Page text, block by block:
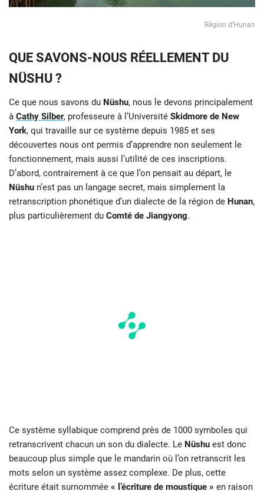
Région d’Hunan
QUE SAVONS-NOUS RÉELLEMENT DU
NÜSHU ?
Ce que nous savons du Nüshu, nous le devons principalement
à Cathy Silber, professeure à l’Université Skidmore de New
York, qui travaille sur ce système depuis 1985 et ses
découvertes nous ont permis d’apprendre non seulement le
fonctionnement, mais aussi l’utilité de ces inscriptions.
D’abord, contrairement à ce que l’on pensait au départ, le
Nüshu n’est pas un langage secret, mais simplement la
retranscription phonétique d’un dialecte de la région de Hunan,
plus particulièrement du Comté de Jiangyong.
Ce système syllabique comprend près de 1000 symboles qui
retranscrivent chacun un son du dialecte. Le Nüshu est donc
beaucoup plus simple que le mandarin où l’on retranscrit les
mots selon un système assez complexe. De plus, cette
écriture était surnommée « l’écriture de moustique » en raison